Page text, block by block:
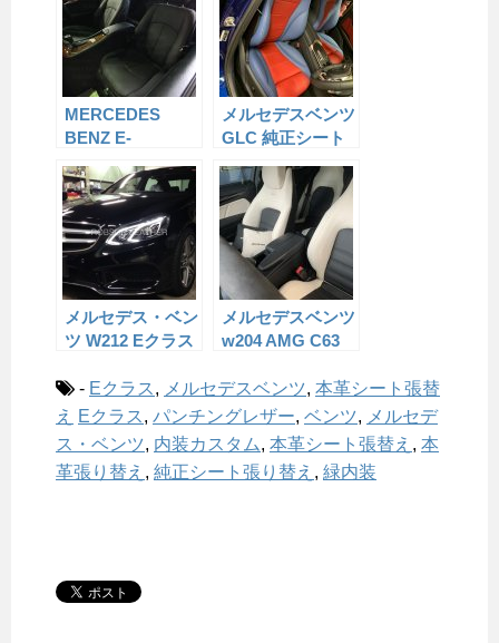
MERCEDES
BENZ E-
CLASS(W211) 純
正シートの本革張
り替え
メルセデスベンツ
GLC 純正シート
の本革張り替え
メルセデス・ベン
ツ W212 Eクラス
張り替え
メルセデスベンツ
w204 AMG C63
純正シートの本革
張り替え
- Eクラス, メルセデスベンツ, 本革シート張替
え
Eクラス, パンチングレザー, ベンツ, メルセデ
ス・ベンツ, 内装カスタム, 本革シート張替え , 本
革張り替え , 純正シート張り替え , 緑内装